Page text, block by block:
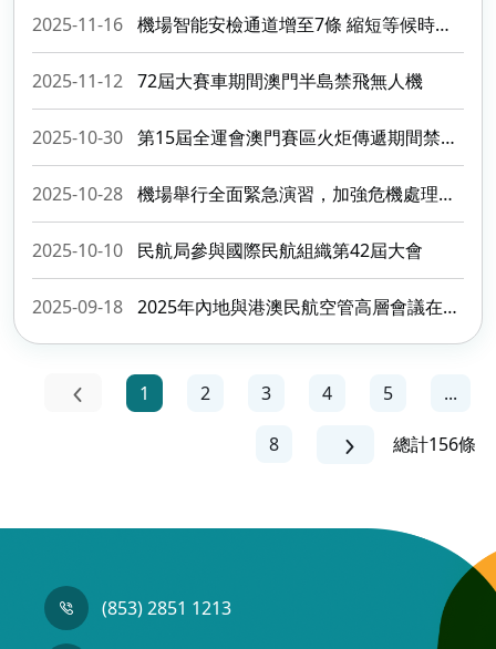
2025-11-16 機場智能安檢通道增至7條 縮短等候時間提升安檢效率
2025-11-12 72屆大賽車期間澳門半島禁飛無人機
2025-10-30 第15屆全運會澳門賽區火炬傳遞期間禁飛無人機
2025-10-28 機場舉行全面緊急演習，加強危機處理能力
2025-10-10 民航局參與國際民航組織第42屆大會
2025-09-18 2025年內地與港澳民航空管高層會議在澳舉行
1 2 3 4 5 ...
8 總計156條
(853) 2851 1213